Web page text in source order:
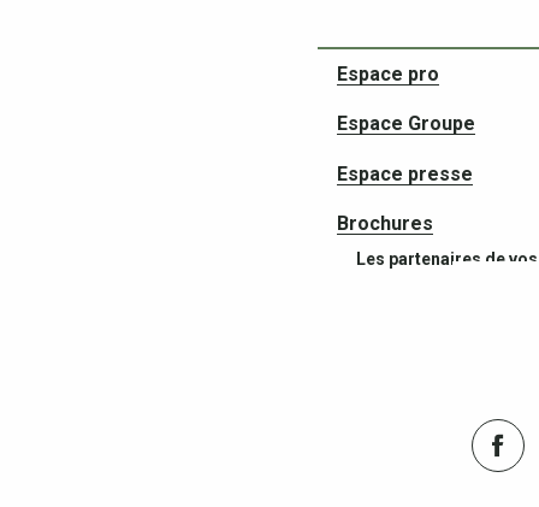
Les partenaires de
Espace pro
Espace Groupe
Espace presse
Brochures